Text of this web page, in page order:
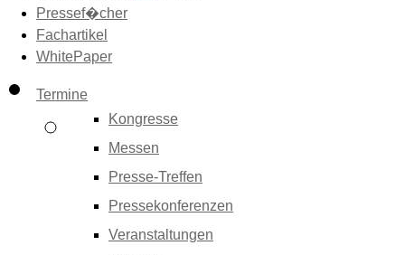
Pressef�cher
Fachartikel
WhitePaper
Termine
Kongresse
Messen
Presse-Treffen
Pressekonferenzen
Veranstaltungen